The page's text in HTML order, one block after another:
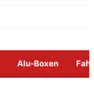
Alu-Boxen